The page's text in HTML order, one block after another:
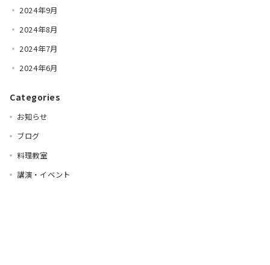
2024年9月
2024年8月
2024年7月
2024年6月
Categories
お知らせ
ブログ
料理教室
講演・イベント